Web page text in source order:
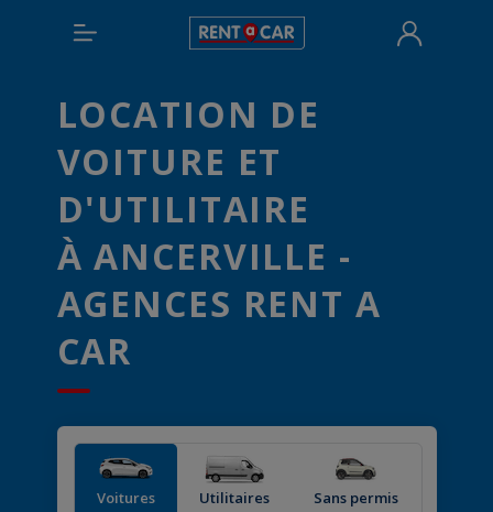
LOCATION DE
VOITURE ET
D'UTILITAIRE
À ANCERVILLE -
AGENCES RENT A
CAR
Voitures Utilitaires Sans permis